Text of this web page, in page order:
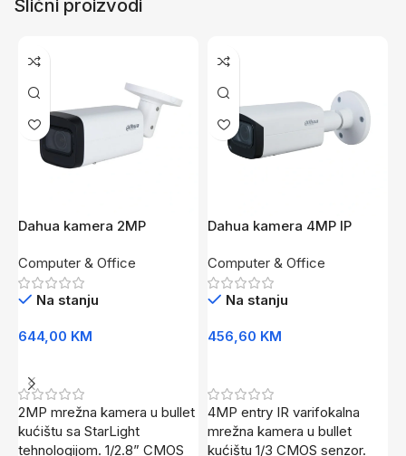
Slični proizvodi
Dahua kamera 2MP
IPC-HFW2241T-ZAS-27135
Computer & Office
Na stanju
644,00 KM
2MP mrežna kamera u bullet
kućištu sa StarLight
tehnologijom. 1/2.8” CMOS
Dahua kamera 4MP IP
2812-S4
Computer & Office
Na stanju
456,60 KM
4MP entry IR varifokalna
mrežna kamera u bullet
kućištu 1/3 CMOS senzor.